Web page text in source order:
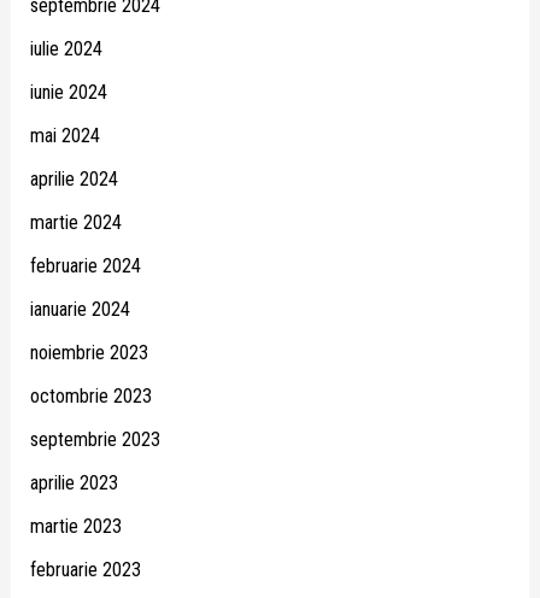
septembrie 2024
iulie 2024
iunie 2024
mai 2024
aprilie 2024
martie 2024
februarie 2024
ianuarie 2024
noiembrie 2023
octombrie 2023
septembrie 2023
aprilie 2023
martie 2023
februarie 2023